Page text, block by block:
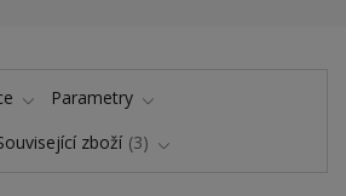
Parametry
zboží 3